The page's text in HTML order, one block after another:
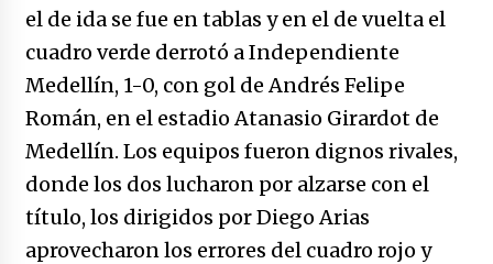
Que sea un hecho el decreto que quita prima
de servicios a honorables zánganos
31/12/2025
El aumento del mínimo causa escozor en
pueblo colombiano
31/12/2025
Atlético Nacional se quedó con laCopa
Colombia 2025
el de ida se fue en tablas y en el de vuelta el
cuadro verde derrotó a Independiente
Medellín, 1-0, con gol de Andrés Felipe
Román, en el estadio Atanasio Girardot de
Medellín. Los equipos fueron dignos rivales,
donde los dos lucharon por alzarse con el
título, los dirigidos por Diego Arias
aprovecharon los errores del cuadro rojo y